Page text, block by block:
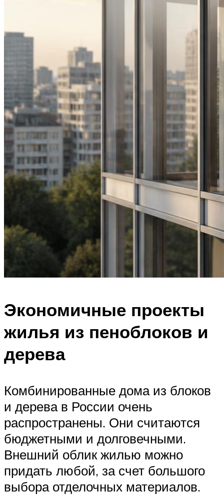
Экономичные проекты
жилья из пеноблоков и
дерева
Комбинированные дома из блоков
и дерева в России очень
распространены. Они считаются
бюджетными и долговечными.
Внешний облик жилью можно
придать любой, за счет большого
выбора отделочных материалов.